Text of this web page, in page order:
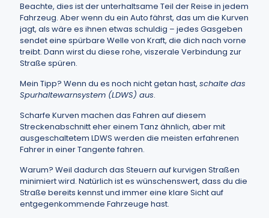
Beachte, dies ist der unterhaltsame Teil der Reise in jedem
Fahrzeug. Aber wenn du ein Auto fährst, das um die Kurven
jagt, als wäre es ihnen etwas schuldig – jedes Gasgeben
sendet eine spürbare Welle von Kraft, die dich nach vorne
treibt. Dann wirst du diese rohe, viszerale Verbindung zur
Straße spüren.
Mein Tipp? Wenn du es noch nicht getan hast, schalte das
Spurhaltewarnsystem (LDWS) aus.
Scharfe Kurven machen das Fahren auf diesem
Streckenabschnitt eher einem Tanz ähnlich, aber mit
ausgeschaltetem LDWS werden die meisten erfahrenen
Fahrer in einer Tangente fahren.
Warum? Weil dadurch das Steuern auf kurvigen Straßen
minimiert wird. Natürlich ist es wünschenswert, dass du die
Straße bereits kennst und immer eine klare Sicht auf
entgegenkommende Fahrzeuge hast.